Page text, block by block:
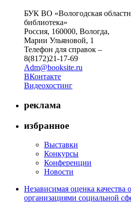
БУК ВО «Вологодская
библиотека»
Россия, 160000, Вологда,
Марии Ульяновой, 1
Телефон для справок –
8(8172)21-17-69
Adm@booksite.ru
ВКонтакте
Видеохостинг
реклама
избранное
Выставки
Конкурсы
Конференции
Новости
Независимая оценка качества
организациями социальной